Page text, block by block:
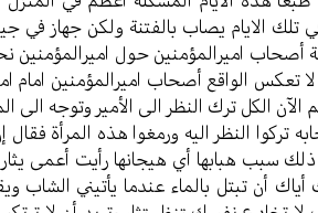
تلك الایام یصاب بالفتنة ولکن جهاز في
امیرالمؤمنین حول امیرالمؤمنین
تعکس الواقع أصحاب امیرالمؤمنین امام
الکل ترك النظر الی الأمیر وتوجه الی
ترکوا النظر الیه ورمغوا هذه المرأة
ذلك سبب هبابها أي هیجانها رأيت أعمی
أياك أن تبتل بالماء عندما یأتيني الشاب